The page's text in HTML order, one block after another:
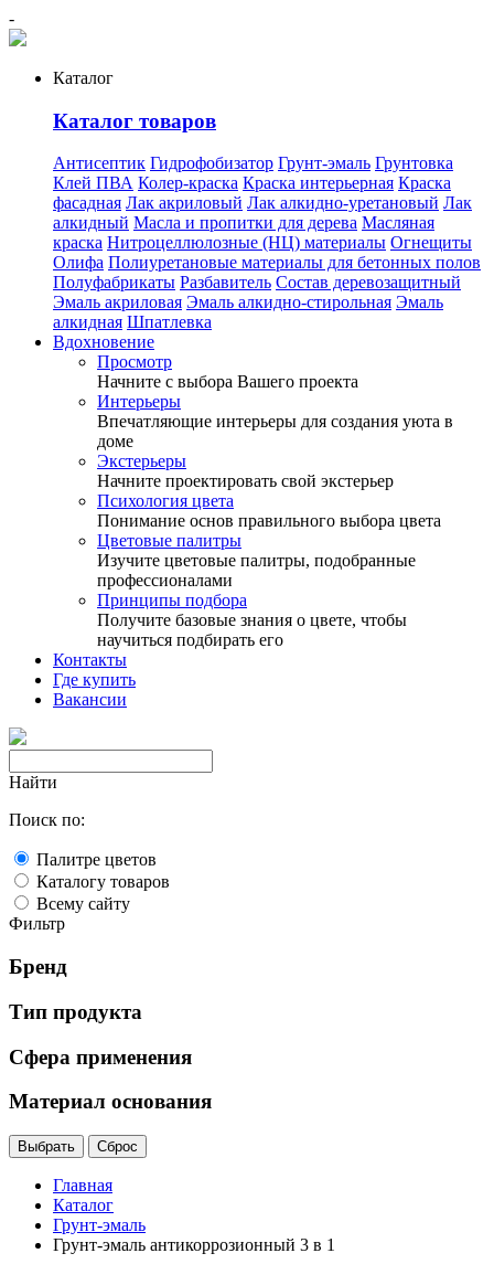
-
Каталог
Каталог товаров
Антисептик Гидрофобизатор Грунт-эмаль Грунтовка
Клей ПВА Колер-краска Краска интерьерная Краска
фасадная Лак акриловый Лак алкидно-уретановый Лак
алкидный Масла и пропитки для дерева Масляная
краска Нитроцеллюлозные (НЦ) материалы Огнещиты
Олифа Полиуретановые материалы для бетонных полов
Полуфабрикаты Разбавитель Состав деревозащитный
Эмаль акриловая Эмаль алкидно-стирольная Эмаль
алкидная Шпатлевка
Вдохновение
Просмотр
Начните с выбора Вашего проекта
Интерьеры
Впечатляющие интерьеры для создания уюта в
доме
Экстерьеры
Начните проектировать свой экстерьер
Психология цвета
Понимание основ правильного выбора цвета
Цветовые палитры
Изучите цветовые палитры, подобранные
профессионалами
Принципы подбора
Получите базовые знания о цвете, чтобы
научиться подбирать его
Контакты
Где купить
Вакансии
Найти
Поиск по:
Палитре цветов
Каталогу товаров
Всему сайту
Фильтр
Бренд
Тип продукта
Сфера применения
Материал основания
Главная
Каталог
Грунт-эмаль
Грунт-эмаль антикоррозионный 3 в 1